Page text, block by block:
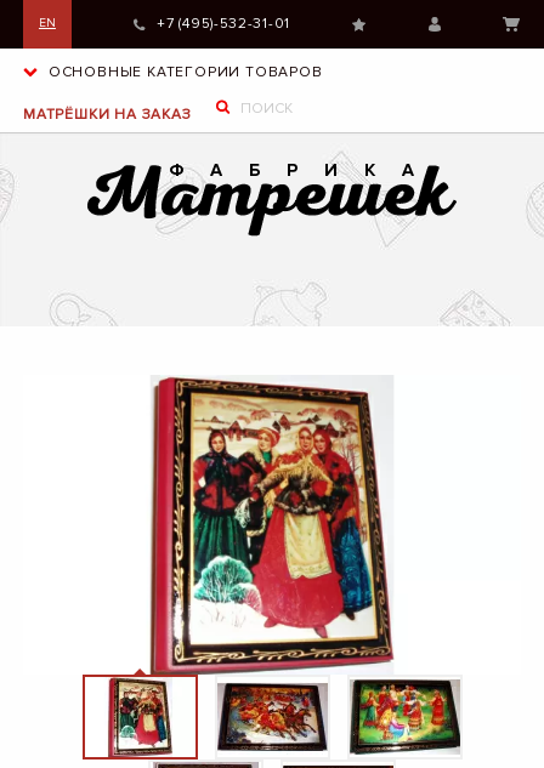
EN +7 (495)-532-31-01
ОСНОВНЫЕ КАТЕГОРИИ ТОВАРОВ
МАТРЁШКИ НА ЗАКАЗ